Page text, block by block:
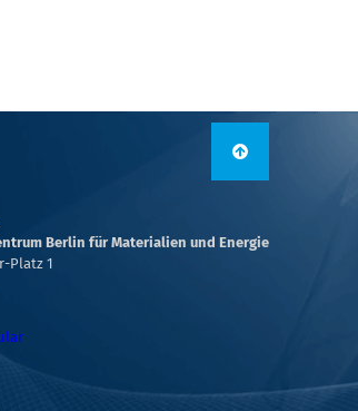
Berlin für Materialien und Energie
Platz 1